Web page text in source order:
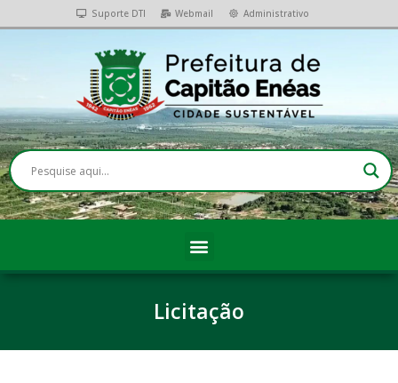
Suporte DTI Webmail Administrativo
Licitação